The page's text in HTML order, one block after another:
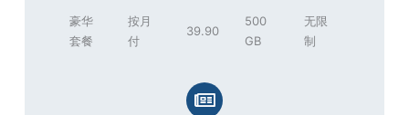
豪华
套餐
按月
付
39.90
500
GB
无限
制